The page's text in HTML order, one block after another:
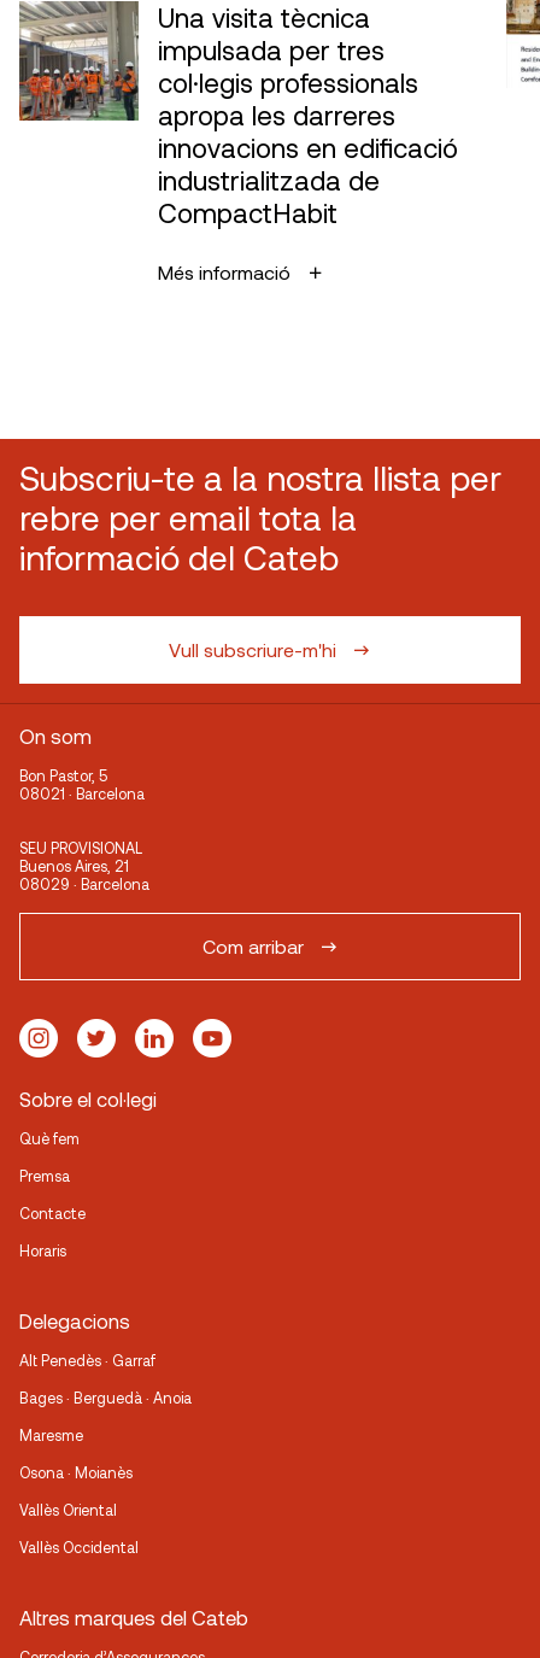
Una visita tècnica
impulsada per tres
col·legis professionals
apropa les darreres
innovacions en edificació
industrialitzada de
CompactHabit
Més informació
Subscriu-te a la nostra llista per
rebre per email tota la
informació del Cateb
Vull subscriure-m'hi
On som
Bon Pastor, 5
08021 · Barcelona
SEU PROVISIONAL
Buenos Aires, 21
08029 · Barcelona
Com arribar
Sobre el col·legi
Què fem
Premsa
Contacte
Horaris
Delegacions
Alt Penedès · Garraf
Bages · Berguedà · Anoia
Maresme
Osona · Moianès
Vallès Oriental
Vallès Occidental
Altres marques del Cateb